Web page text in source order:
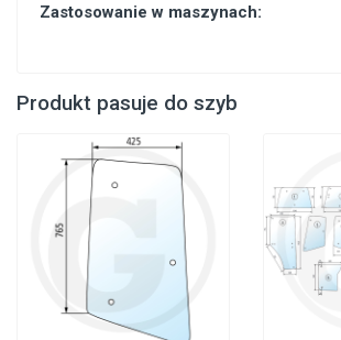
Zastosowanie w maszynach:
Produkt pasuje do szyb